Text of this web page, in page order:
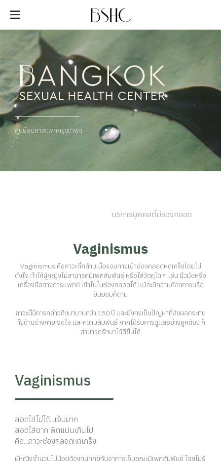
ศูนย์สุขภาพเพศกรุงเทพฯ
บริการบุคคลที่มีช่องคลอด
Vaginismus
Vaginismus คือภาวะที่กล้ามเนื้อรอบทางเข้าช่องคลอดหดเกร็งโดยไม่
ตั้งใจ ทำให้ผู้หญิงไม่สามารถมีเพศสัมพันธ์ หรือใส่วัตถุใด ๆ เช่น นิ้วมือหรือ
เครื่องมือทางการแพทย์ เข้าไปในช่องคลอดได้ แม้จะมีความต้องการหรือ
ยินยอมก็ตาม
ภาวะนี้มีการกล่าวถึงมานานกว่า 150 ปี และยังคงเป็นปัญหาที่ส่งผลกระทบ
ทั้งด้านร่างกาย จิตใจ และความสัมพันธ์ หากได้รับการดูแลอย่างถูกต้อง ก็
สามารถรักษาให้ดีขึ้นได้
Vaginismus
สอดใส่ไม่ได้...เจ็บมาก
สอดใส่ยาก ฟิตแน่นเกินไป
คือ...ภาวะช่องคลอดหดเกร็ง
ผู้หญิงจำนวนไม่น้อยต้องทนทุกข์กับอาการเจ็บขณะมีเพศสัมพันธ์ โดยไม่รู้